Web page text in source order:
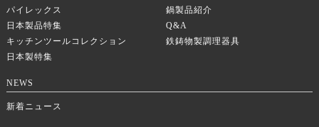
パイレックス
鍋製品紹介
日本製品特集
Q&A
キッチンツールコレクション
鉄鋳物製調理器具
日本製特集
NEWS
新着ニュース